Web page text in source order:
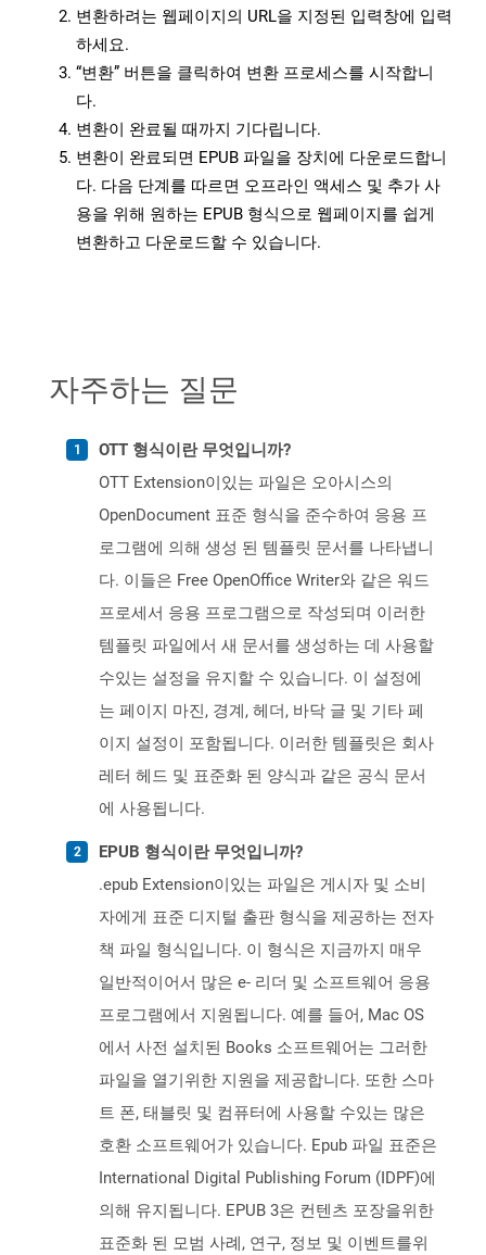
변환하려는 웹페이지의 URL을 지정된 입력창에 입력
하세요.
“변환” 버튼을 클릭하여 변환 프로세스를 시작합니
다.
변환이 완료될 때까지 기다립니다.
변환이 완료되면 EPUB 파일을 장치에 다운로드합니
다. 다음 단계를 따르면 오프라인 액세스 및 추가 사
용을 위해 원하는 EPUB 형식으로 웹페이지를 쉽게
변환하고 다운로드할 수 있습니다.
자주하는 질문
OTT 형식이란 무엇입니까?
OTT Extension이있는 파일은 오아시스의
OpenDocument 표준 형식을 준수하여 응용 프
로그램에 의해 생성 된 템플릿 문서를 나타냅니
다. 이들은 Free OpenOffice Writer와 같은 워드
프로세서 응용 프로그램으로 작성되며 이러한
템플릿 파일에서 새 문서를 생성하는 데 사용할
수있는 설정을 유지할 수 있습니다. 이 설정에
는 페이지 마진, 경계, 헤더, 바닥 글 및 기타 페
이지 설정이 포함됩니다. 이러한 템플릿은 회사
레터 헤드 및 표준화 된 양식과 같은 공식 문서
에 사용됩니다.
EPUB 형식이란 무엇입니까?
.epub Extension이있는 파일은 게시자 및 소비
자에게 표준 디지털 출판 형식을 제공하는 전자
책 파일 형식입니다. 이 형식은 지금까지 매우
일반적이어서 많은 e- 리더 및 소프트웨어 응용
프로그램에서 지원됩니다. 예를 들어, Mac OS
에서 사전 설치된 Books 소프트웨어는 그러한
파일을 열기위한 지원을 제공합니다. 또한 스마
트 폰, 태블릿 및 컴퓨터에 사용할 수있는 많은
호환 소프트웨어가 있습니다. Epub 파일 표준은
International Digital Publishing Forum (IDPF)에
의해 유지됩니다. EPUB 3은 컨텐츠 포장을위한
표준화 된 모범 사례, 연구, 정보 및 이벤트를위